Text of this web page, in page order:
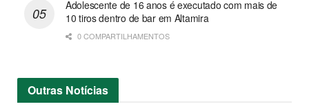
Adolescente de 16 anos é executado com mais de
10 tiros dentro de bar em Altamira
0 COMPARTILHAMENTOS
Outras Notícias